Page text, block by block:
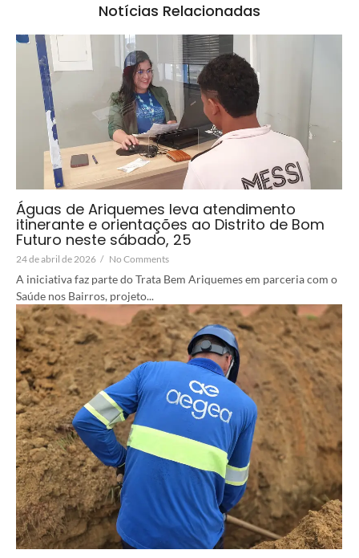
Notícias Relacionadas
Águas de Ariquemes leva atendimento
itinerante e orientações ao Distrito de Bom
Futuro neste sábado, 25
24 de abril de 2026 / No Comments
A iniciativa faz parte do Trata Bem Ariquemes em parceria com o
Saúde nos Bairros, projeto...